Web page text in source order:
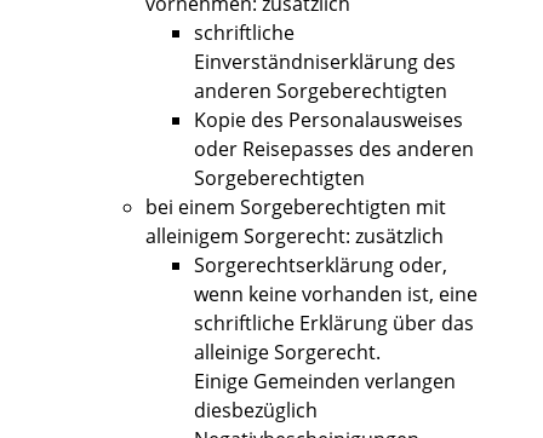
schriftliche
Einverständniserklärung des
anderen Sorgeberechtigten
Kopie des Personalausweises
oder Reisepasses des anderen
Sorgeberechtigten
bei einem Sorgeberechtigten mit
alleinigem Sorgerecht: zusätzlich
Sorgerechtserklärung oder,
wenn keine vorhanden ist, eine
schriftliche Erklärung über das
alleinige Sorgerecht.
Einige Gemeinden verlangen
diesbezüglich